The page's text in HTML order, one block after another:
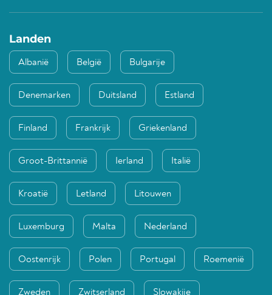
Landen
Albanië België Bulgarije
Denemarken Duitsland Estland
Finland Frankrijk Griekenland
Groot-Brittannië Ierland Italië
Kroatië Letland Litouwen
Luxemburg Malta Nederland
Oostenrijk Polen Portugal Roemenië
Zweden Zwitserland Slowakije